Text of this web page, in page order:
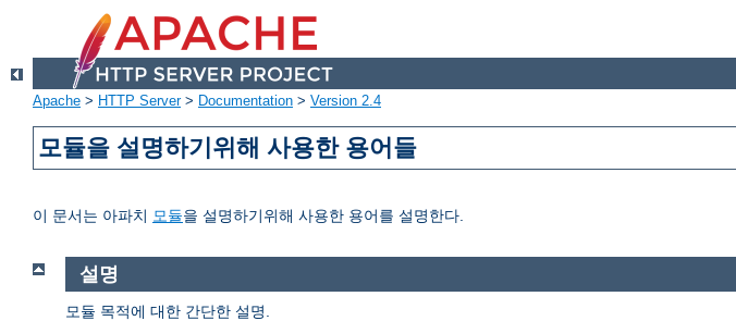
Apache > HTTP Server> Documentation > Version 2.4
모듈을 설명하기위해 사용한 용어들
이 문서는 아파치 모듈을 설명하기위해 사용한 용어를 설명한다.
설명
모듈 목적에 대한 간단한 설명.